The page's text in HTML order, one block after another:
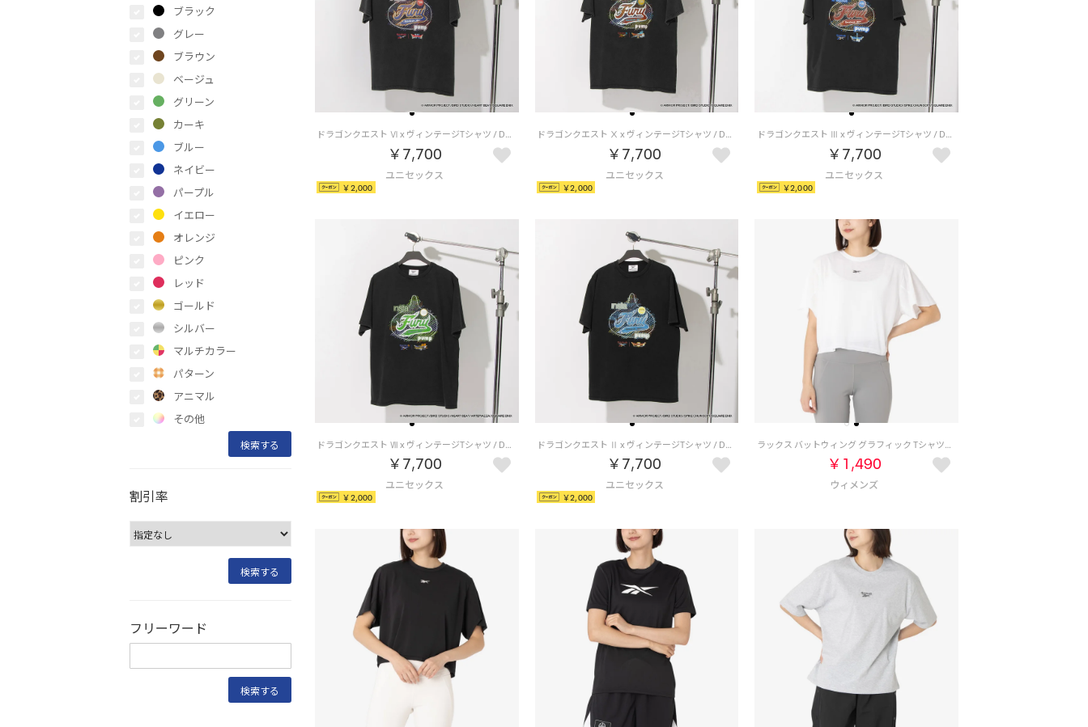
ブラック
グレー
ブラウン
ベージュ
グリーン
カーキ
ブルー
ネイビー
パープル
イエロー
オレンジ
ピンク
レッド
ゴールド
シルバー
マルチカラー
パターン
アニマル
その他
割引率
フリーワード
ドラゴンクエスト Ⅵ x ヴィンテージTシャツ / DRAGON QUEST Ⅵ x VINTAGE TEE 【返品不可商品】 （ブラック/ブラウン）
￥7,700
￥2,000
ドラゴンクエスト Ⅹ x ヴィンテージTシャツ / DRAGON QUEST Ⅹ x VINTAGE TEE 【返品不可商品】 （ブラック/レッド）
￥7,700
￥2,000
ドラゴンクエスト Ⅲ x ヴィンテージTシャツ / DRAGON QUEST Ⅲ x VINTAGE TEE 【返品不可商品】 （ブラック/バーガンディ）
￥7,700
￥2,000
ドラゴンクエスト Ⅶ x ヴィンテージTシャツ / DRAGON QUEST Ⅶ x VINTAGE TEE 【返品不可商品】 （ブラック/ライムグリーン）
￥7,700
￥2,000
ドラゴンクエスト Ⅱ x ヴィンテージTシャツ / DRAGON QUEST Ⅱ x VINTAGE TEE 【返品不可商品】 （ブラック/ブルー）
￥7,700
￥2,000
ラックス バットウィング グラフィック Tシャツ / LUX BATWING GRAPHIC T-SHIRT （ホワイト）
￥1,490